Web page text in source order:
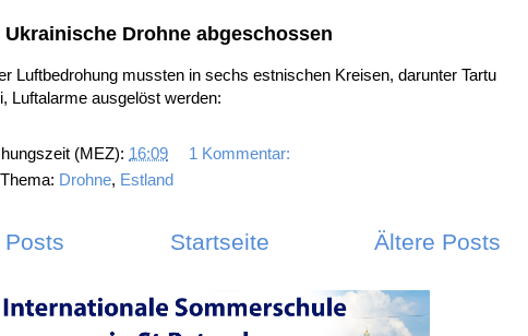
Ukrainische Drohne abgeschossen
Luftbedrohung mussten in sechs estnischen Kreisen, darunter Tartu
Luftalarme ausgelöst werden:
(MEZ): 16:09
1 Kommentar:
Drohne, Estland
Posts Ältere Posts
Startseite